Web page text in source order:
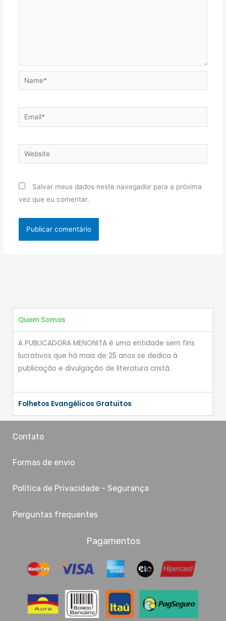
Name*
Email*
Website
Salvar meus dados neste navegador para a próxima
vez que eu comentar.
Quem Somos
A PUBLICADORA MENONITA é uma entidade sem fins
lucrativos que há mais de 25 anos se dedica à
publicação e divulgação de literatura cristã.
Folhetos Evangélicos Gratuitos
Contato
Formas de envio
Política de Privacidade - Segurança
Perguntas frequentes
Pagamentos